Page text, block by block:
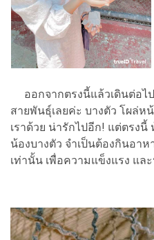
ออกจากตรงนี้แล้วเดินต่อไป
สายพันธุ์เลยค่ะ บางตัว โผล่ห
เราด้วย น่ารักไปอีก! แต่ตรง
น้องบางตัว จำเป็นต้องกินอา
เท่านั้น เพื่อความแข็งแรง แล